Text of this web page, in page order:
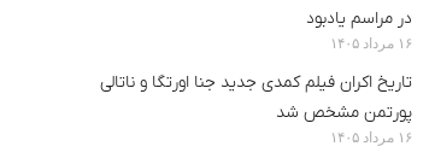
در مراسم یادبود
۱۶ مرداد ۱۴۰۵
تاریخ اکران فیلم کمدی جدید جنا اورتگا و ناتالی
پورتمن مشخص شد
۱۶ مرداد ۱۴۰۵